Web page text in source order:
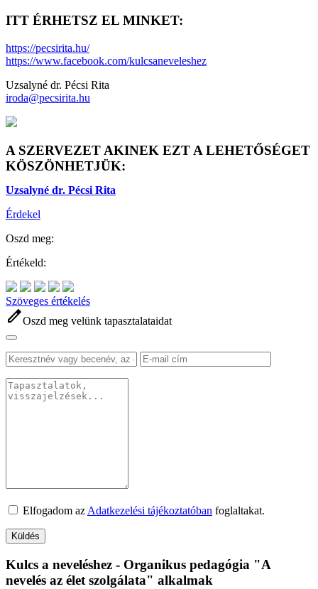
ITT ÉRHETSZ EL MINKET:
https://pecsirita.hu/
https://www.facebook.com/kulcsaneveleshez
Uzsalyné dr. Pécsi Rita
iroda@pecsirita.hu
A SZERVEZET AKINEK EZT A LEHETŐSÉGET
KÖSZÖNHETJÜK:
Uzsalyné dr. Pécsi Rita
Érdekel
Oszd meg:
Értékeld:
Szöveges értékelés
editOszd meg velünk tapasztalataidat
Elfogadom az Adatkezelési tájékoztatóban foglaltakat.
Kulcs a neveléshez - Organikus pedagógia "A
nevelés az élet szolgálata" alkalmak